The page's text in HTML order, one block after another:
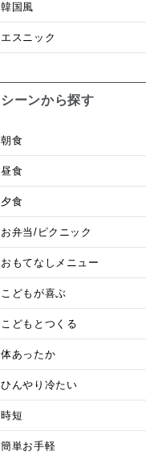
韓国風
エスニック
シーンから探す
朝食
昼食
夕食
お弁当/ピクニック
おもてなしメニュー
こどもが喜ぶ
こどもとつくる
体あったか
ひんやり冷たい
時短
簡単お手軽